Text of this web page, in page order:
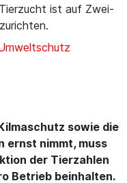
ist auf Zwei-
sowie die
ernst nimmt, muss
der Tierzahlen
Betrieb beinhalten.